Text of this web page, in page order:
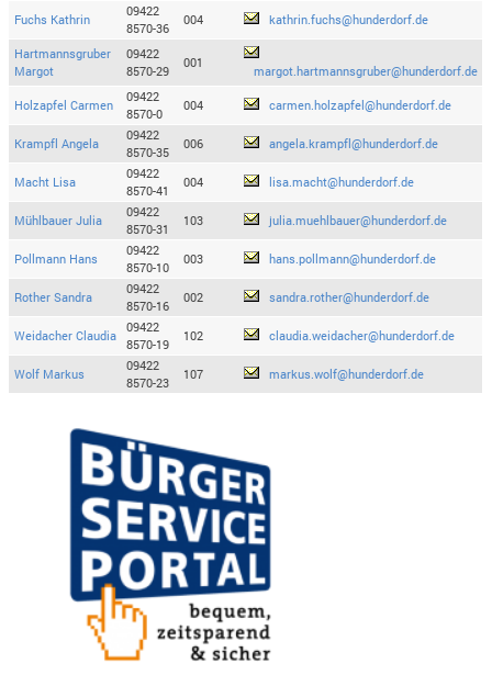
Fuchs Kathrin
09422
8570-36
004 kathrin.fuchs@hunderdorf.de
Hartmannsgruber
Margot
09422
8570-29
001
margot.hartmannsgruber@hunderdorf.de
Holzapfel Carmen
09422
8570-0
004 carmen.holzapfel@hunderdorf.de
Krampfl Angela
09422
8570-35
006 angela.krampfl@hunderdorf.de
Macht Lisa
09422
8570-41
004 lisa.macht@hunderdorf.de
Mühlbauer Julia
09422
8570-31
103 julia.muehlbauer@hunderdorf.de
Pollmann Hans
09422
8570-10
003 hans.pollmann@hunderdorf.de
Rother Sandra
09422
8570-16
002 sandra.rother@hunderdorf.de
Weidacher Claudia
09422
8570-19
102 claudia.weidacher@hunderdorf.de
Wolf Markus
09422
8570-23
107 markus.wolf@hunderdorf.de